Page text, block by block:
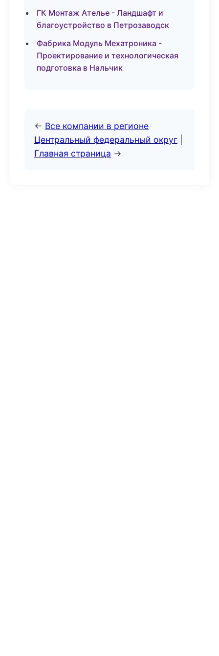
ГК Монтаж Ателье - Ландшафт и
благоустройство в Петрозаводск
Фабрика Модуль Мехатроника -
Проектирование и технологическая
подготовка в Нальчик
← Все компании в регионе
Центральный федеральный округ
Главная страница →